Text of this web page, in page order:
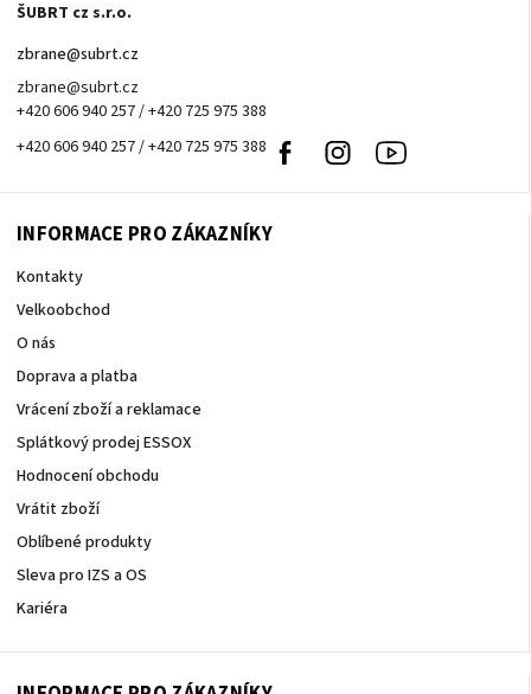
ŠUBRT cz s.r.o.
zbrane@subrt.cz
zbrane@subrt.cz
+420 606 940 257 / +420 725 975 388
+420 606 940 257 / +420 725 975 388
Facebook Instagram
INFORMACE PRO ZÁKAZNÍKY
Kontakty
Velkoobchod
O nás
Doprava a platba
Vrácení zboží a reklamace
Splátkový prodej ESSOX
Hodnocení obchodu
Vrátit zboží
Oblíbené produkty
Sleva pro IZS a OS
Kariéra